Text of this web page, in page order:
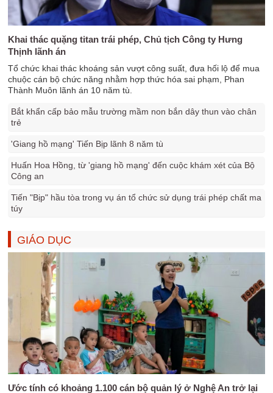
Khai thác quặng titan trái phép, Chủ tịch Công ty Hưng
Thịnh lãnh án
Tổ chức khai thác khoáng sản vượt công suất, đưa hối lộ để mua
chuộc cán bộ chức năng nhằm hợp thức hóa sai phạm, Phan
Thành Muôn lãnh án 10 năm tù.
Bắt khẩn cấp bảo mẫu trường mầm non bắn dây thun vào chân
trẻ
'Giang hồ mạng' Tiến Bịp lãnh 8 năm tù
Huấn Hoa Hồng, từ 'giang hồ mạng' đến cuộc khám xét của Bộ
Công an
Tiến "Bịp" hầu tòa trong vụ án tổ chức sử dụng trái phép chất ma
túy
GIÁO DỤC
Ước tính có khoảng 1.100 cán bộ quản lý ở Nghệ An trở lại